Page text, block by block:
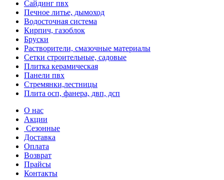
Сайдинг пвх
Печное литье, дымоход
Водосточная система
Кирпич, газоблок
Бруски
Растворители, смазочные материалы
Сетки строительные, садовые
Плитка керамическая
Панели пвх
Стремянки,лестницы
Плита осп, фанера, двп, дсп
О нас
Акции
Сезонные
Доставка
Оплата
Возврат
Прайсы
Контакты